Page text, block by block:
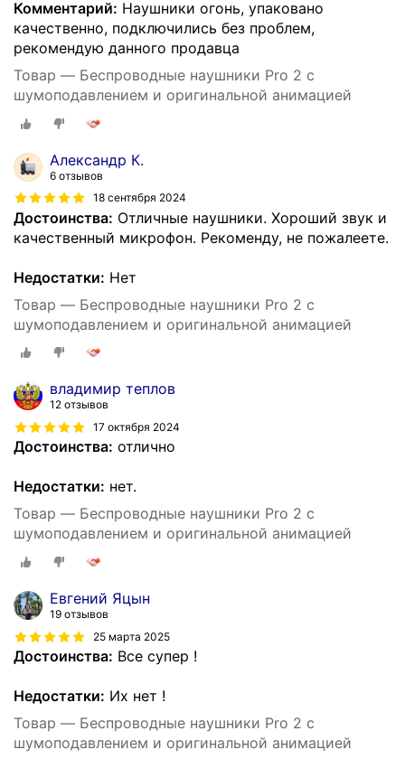
Комментарий: Наушники огонь, упаковано
качественно, подключились без проблем,
рекомендую данного продавца
Товар — Беспроводные наушники Pro 2 с
шумоподавлением и оригинальной анимацией
Александр К.
6 отзывов
18 сентября 2024
Достоинства: Отличные наушники. Хороший звук и
качественный микрофон. Рекоменду, не пожалеете.
Недостатки: Нет
Товар — Беспроводные наушники Pro 2 с
шумоподавлением и оригинальной анимацией
владимир теплов
12 отзывов
17 октября 2024
Достоинства: отлично
Недостатки: нет.
Товар — Беспроводные наушники Pro 2 с
шумоподавлением и оригинальной анимацией
Евгений Яцын
19 отзывов
25 марта 2025
Достоинства: Все супер !
Недостатки: Их нет !
Товар — Беспроводные наушники Pro 2 с
шумоподавлением и оригинальной анимацией